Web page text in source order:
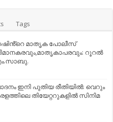
Tags
മാതൃക പോലീസ്
റൂറൽ
ഇനി പുതിയ രീതിയിൽ: വെറും
തിയേറ്ററുകളിൽ സിനിമ